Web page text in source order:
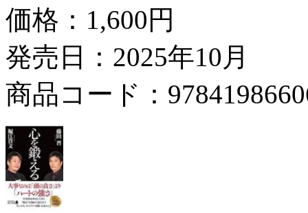
価格： 1,600円
発売日：2025年10月
商品コード：